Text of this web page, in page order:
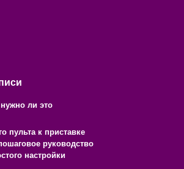
ли это
пульта к приставке
руководство
настройки